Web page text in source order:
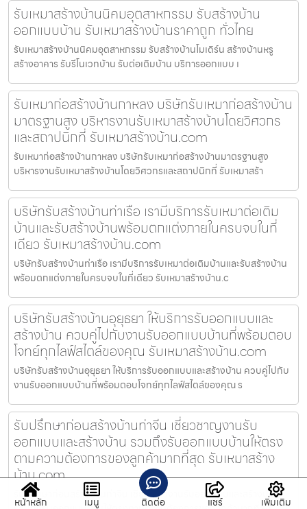
รับเหมาสร้างบ้านนิคมอุตสาหกรรม รับสร้างบ้าน
ออกแบบบ้าน รับเหมาสร้างบ้านราคาถูก ทั่วไทย
รับเหมาสร้างบ้านนิคมอุตสาหกรรม รับสร้างบ้านโมเดิร์น สร้างบ้านหรู
สร้างอาคาร รับรีโนเวทบ้าน รับต่อเติมบ้าน บริการออกแบบ เ
รับเหมาก่อสร้างบ้านกาหลง บริษัทรับเหมาก่อสร้างบ้าน
มาตรฐานสูง บริหารงานรับเหมาสร้างบ้านโดยวิศวกร
และสถาปนิกที่ รับเหมาสร้างบ้าน.com
รับเหมาก่อสร้างบ้านกาหลง บริษัทรับเหมาก่อสร้างบ้านมาตรฐานสูง
บริหารงานรับเหมาสร้างบ้านโดยวิศวกรและสถาปนิกที่ รับเหมาสร้า
บริษัทรับสร้างบ้านท่าเรือ เรามีบริการรับเหมาต่อเติม
บ้านและรับสร้างบ้านพร้อมตกแต่งภายในครบจบในที่
เดียว รับเหมาสร้างบ้าน.com
บริษัทรับสร้างบ้านท่าเรือ เรามีบริการรับเหมาต่อเติมบ้านและรับสร้างบ้าน
พร้อมตกแต่งภายในครบจบในที่เดียว รับเหมาสร้างบ้าน.c
บริษัทรับสร้างบ้านอุยุธยา ให้บริการรับออกแบบและ
สร้างบ้าน ควบคู่ไปกับงานรับออกแบบบ้านที่พร้อมตอบ
โจทย์ทุกไลฟ์สไตล์ของคุณ รับเหมาสร้างบ้าน.com
บริษัทรับสร้างบ้านอุยุธยา ให้บริการรับออกแบบและสร้างบ้าน ควบคู่ไปกับ
งานรับออกแบบบ้านที่พร้อมตอบโจทย์ทุกไลฟ์สไตล์ของคุณ ร
รับปรึกษาก่อนสร้างบ้านท่าจีน เชี่ยวชาญงานรับ
ออกแบบและสร้างบ้าน รวมถึงรับออกแบบบ้านให้ตรง
ตามความต้องการของลูกค้ามากที่สุด รับเหมาสร้าง
บ้าน.com
รับปรึกษาก่อนสร้างบ้านท่าจีน เชี่ยวชาญงานรับออกแบบและสร้างบ้าน
หน้าหลัก เมนู ติดต่อ แชร์ เพิ่มเติม